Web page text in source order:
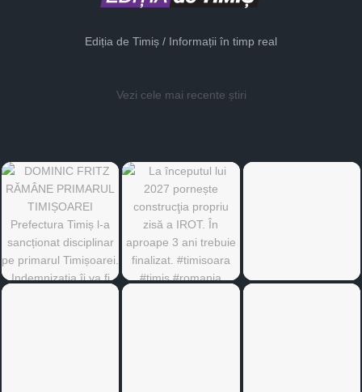
Ediția de Timiș / Informații în timp real
Vezi cele mai recente știri